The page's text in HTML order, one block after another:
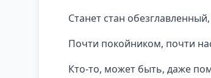
Станет стан
Почти покойником, почти
Кто-то, может быть, даже